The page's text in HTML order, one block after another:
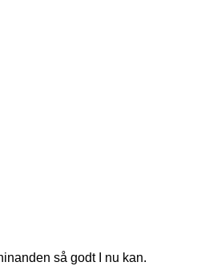
så godt I nu kan.